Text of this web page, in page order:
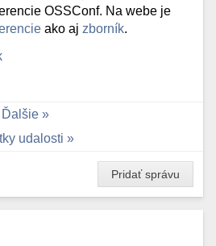
OSSConf. Na webe je
ako aj zborník.
Ďalšie
udalosti
Pridať správu